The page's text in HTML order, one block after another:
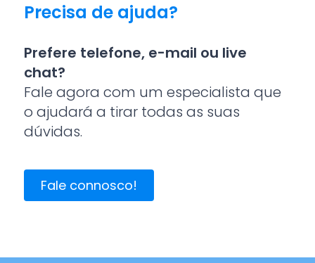
Precisa de ajuda?
Prefere telefone, e-mail ou live
chat?
Fale agora com um especialista que
o ajudará a tirar todas as suas
dúvidas.
Fale connosco!